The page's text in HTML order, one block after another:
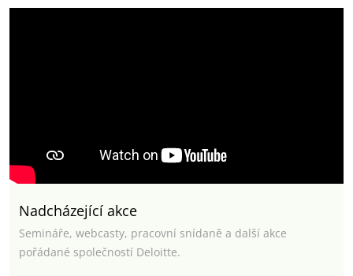
Nadcházející akce
Semináře, webcasty, pracovní snídaně a další akce
pořádané společností Deloitte.